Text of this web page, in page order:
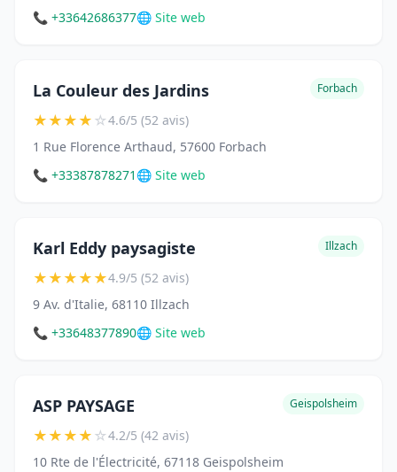
📞 +33642686377🌐 Site web
La Couleur des Jardins Forbach
★★★★☆4.6/5 (52 avis)
1 Rue Florence Arthaud, 57600 Forbach
📞 +33387878271 🌐 Site web
Karl Eddy paysagiste Illzach
★★★★★4.9/5 (52 avis)
9 Av. d'Italie, 68110 Illzach
📞 +33648377890🌐 Site web
ASP PAYSAGE Geispolsheim
★★★★☆4.2/5 (42 avis)
10 Rte de l'Électricité, 67118 Geispolsheim